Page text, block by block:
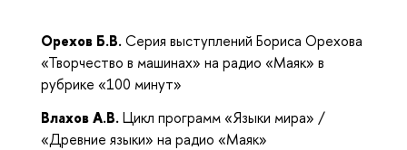
Орехов Б.В.Серия выступлений Бориса Орехова
«Творчество в машинах» на радио «Маяк» в
рубрике «100 минут»
Влахов А.В.Цикл программ «Языки мира» /
«Древние языки» на радио «Маяк»